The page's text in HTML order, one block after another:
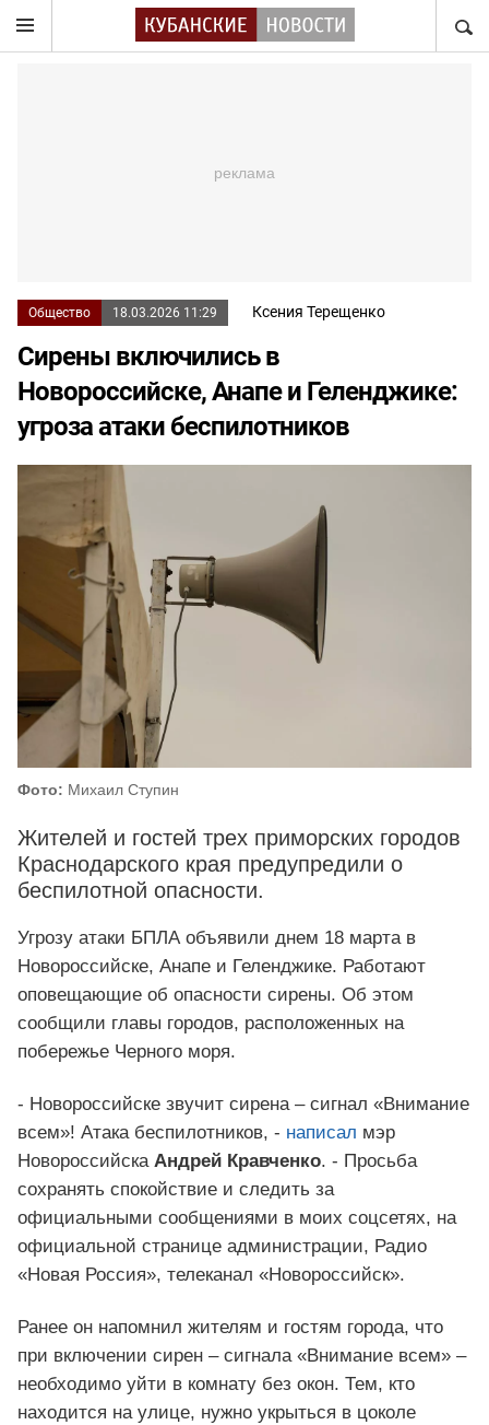
Общество 18.03.2026 11:29 Ксения Терещенко
Сирены включились в
Новороссийске, Анапе и Геленджике:
угроза атаки беспилотников
Фото: Михаил Ступин
Жителей и гостей трех приморских городов
Краснодарского края предупредили о
беспилотной опасности.
Угрозу атаки БПЛА объявили днем 18 марта в
Новороссийске, Анапе и Геленджике. Работают
оповещающие об опасности сирены. Об этом
сообщили главы городов, расположенных на
побережье Черного моря.
- Новороссийске звучит сирена – сигнал «Внимание
всем»! Атака беспилотников, - написал мэр
Новороссийска Андрей Кравченко. - Просьба
сохранять спокойствие и следить за
официальными сообщениями в моих соцсетях, на
официальной странице администрации, Радио
«Новая Россия», телеканал «Новороссийск».
Ранее он напомнил жителям и гостям города, что
при включении сирен – сигнала «Внимание всем» –
необходимо уйти в комнату без окон. Тем, кто
находится на улице, нужно укрыться в цоколе